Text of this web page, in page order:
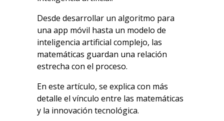
Desde desarrollar un algoritmo para
una app móvil hasta un modelo de
inteligencia artificial complejo, las
matemáticas guardan una relación
estrecha con el proceso.
En este artículo, se explica con más
detalle el vínculo entre las matemáticas
y la innovación tecnológica.